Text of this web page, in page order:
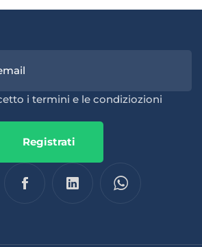
i termini e le condiziozioni
Registrati